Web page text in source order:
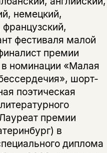
немецкий,
фестиваля малой
премии
номинации «Малая
шорт-
поэтическая
премии
в
диплома